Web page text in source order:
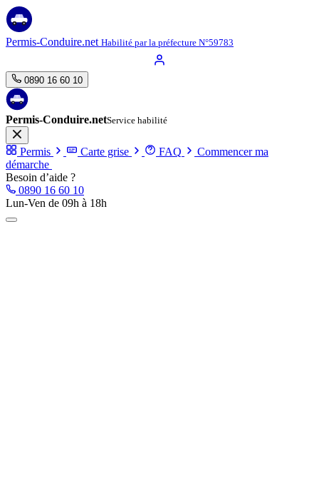
Aller
au
contenu
Permis-Conduire.net Habilité par la préfecture N°59783
0890 16 60 10
Permis-Conduire.netService habilité
Permis Carte grise FAQ
Commencer ma
démarche
Besoin d’aide ?
0890 16 60 10
Lun-Ven de 09h à 18h